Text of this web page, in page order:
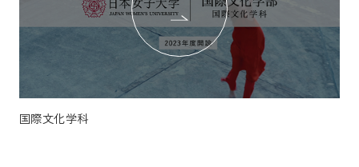
国際文化学科